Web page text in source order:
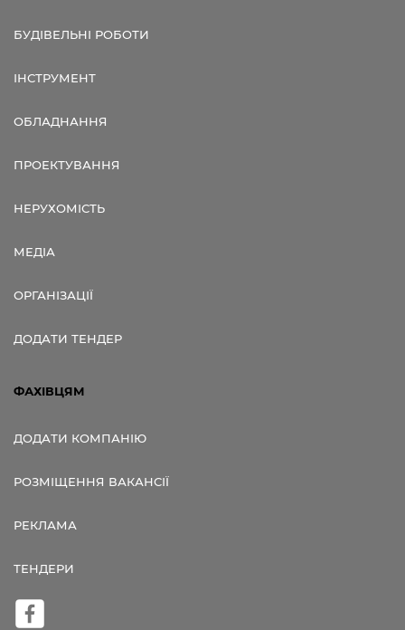
БУДІВЕЛЬНІ РОБОТИ
ІНСТРУМЕНТ
ОБЛАДНАННЯ
ПРОЕКТУВАННЯ
НЕРУХОМІСТЬ
МЕДІА
ОРГАНІЗАЦІЇ
ДОДАТИ ТЕНДЕР
ФАХІВЦЯМ
ДОДАТИ КОМПАНІЮ
РОЗМІЩЕННЯ ВАКАНСІЇ
РЕКЛАМА
ТЕНДЕРИ